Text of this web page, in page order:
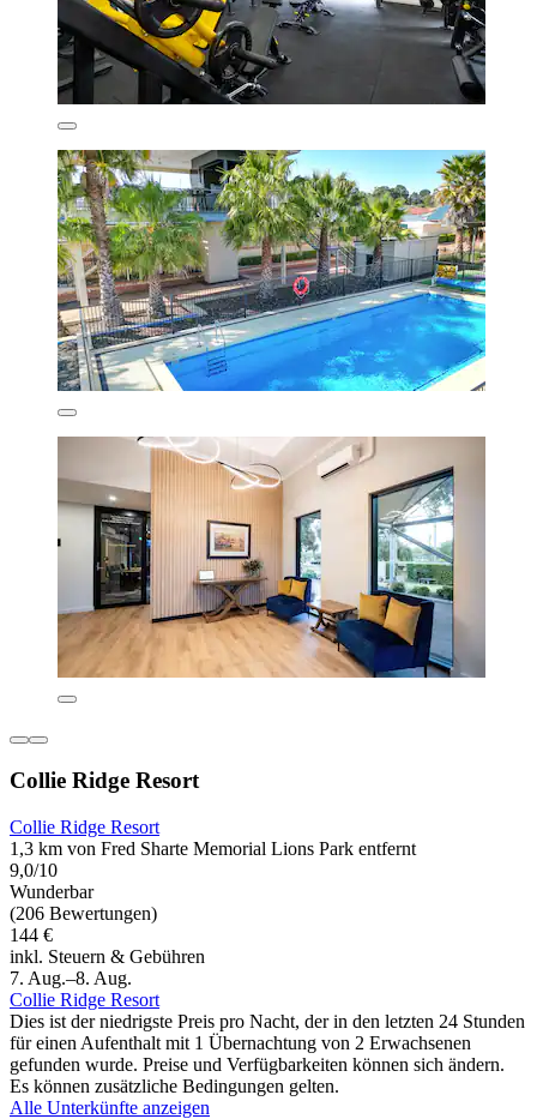
Collie Ridge Resort
Collie Ridge Resort
1,3 km von Fred Sharte Memorial Lions Park entfernt
9,0/10
Wunderbar
(206 Bewertungen)
144 €
inkl. Steuern & Gebühren
7. Aug.–8. Aug.
Collie Ridge Resort
Dies ist der niedrigste Preis pro Nacht, der in den letzten 24 Stunden
für einen Aufenthalt mit 1 Übernachtung von 2 Erwachsenen
gefunden wurde. Preise und Verfügbarkeiten können sich ändern.
Es können zusätzliche Bedingungen gelten.
Alle Unterkünfte anzeigen